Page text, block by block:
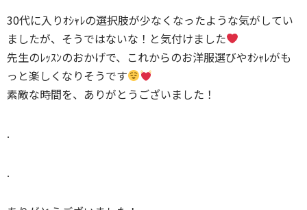
30代に入りｵｼｬﾚの選択肢が少なくなったような気がしてい
ましたが、そうではないな！と気付けました
先生のﾚｯｽﾝのおかげで、これからのお洋服選びやｵｼｬﾚがも
っと楽しくなりそうです
素敵な時間を、ありがとうございました！
.
.